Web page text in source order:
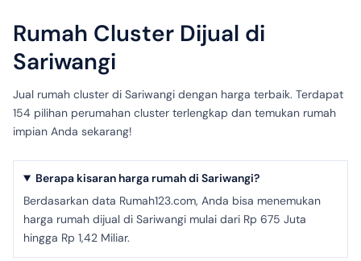
Rumah Cluster Dijual di
Sariwangi
Jual rumah cluster di Sariwangi dengan harga terbaik. Terdapat
154 pilihan perumahan cluster terlengkap dan temukan rumah
impian Anda sekarang!
Berapa kisaran harga rumah di Sariwangi?
Berdasarkan data Rumah123.com, Anda bisa menemukan
harga rumah dijual di Sariwangi mulai dari Rp 675 Juta
hingga Rp 1,42 Miliar.